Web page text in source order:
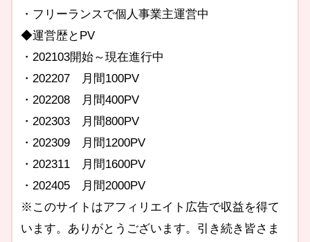
・フリーランスで個人事業主運営中
◆運営歴とPV
・202103開始～現在進行中
・202207 月間100PV
・202208 月間400PV
・202303 月間800PV
・202309 月間1200PV
・202311 月間1600PV
・202405 月間2000PV
※このサイトはアフィリエイト広告で収益を得て
います。ありがとうございます。引き続き皆さま